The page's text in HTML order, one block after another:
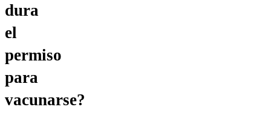
dura
el
permiso
para
vacunarse?